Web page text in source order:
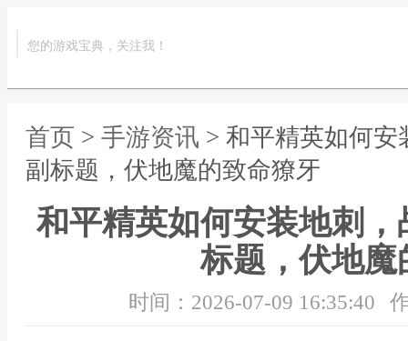
您的游戏宝典，关注我！
首页 > 手游资讯 > 和平精英如何
副标题，伏地魔的致命獠牙
和平精英如何安装地刺
标题，伏地魔
时间：2026-07-09 16:35:40